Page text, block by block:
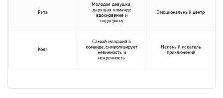
Рита
Молодая девушка,
дарящая команде
вдохновение и
поддержку
Эмоциональный центр
Коля
Самый младший в
команде, символизирует
невинность и
искренность
Наивный искатель
приключений